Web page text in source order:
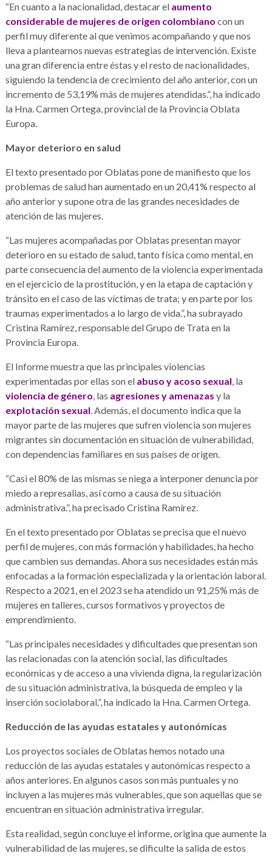
“En cuanto a la nacionalidad, destacar el aumento
considerable de mujeres de origen colombiano con un
perfil muy diferente al que venimos acompañando y que nos
lleva a plantearnos nuevas estrategias de intervención. Existe
una gran diferencia entre éstas y el resto de nacionalidades,
siguiendo la tendencia de crecimiento del año anterior, con un
incremento de 53,19% más de mujeres atendidas.”, ha indicado
la Hna. Carmen Ortega, provincial de la Provincia Oblata
Europa.
Mayor deterioro en salud
El texto presentado por Oblatas pone de manifiesto que los
problemas de salud han aumentado en un 20,41% respecto al
año anterior y supone otra de las grandes necesidades de
atención de las mujeres.
“Las mujeres acompañadas por Oblatas presentan mayor
deterioro en su estado de salud, tanto física como mental, en
parte consecuencia del aumento de la violencia experimentada
en el ejercicio de la prostitución, y en la etapa de captación y
tránsito en el caso de las víctimas de trata; y en parte por los
traumas experimentados a lo largo de vida.”, ha subrayado
Cristina Ramírez, responsable del Grupo de Trata en la
Provincia Europa.
El Informe muestra que las principales violencias
experimentadas por ellas son el abuso y acoso sexual, la
violencia de género, las agresiones y amenazas y la
explotación sexual. Además, el documento indica que la
mayor parte de las mujeres que sufren violencia son mujeres
migrantes sin documentación en situación de vulnerabilidad,
con dependencias familiares en sus países de origen.
“Casi el 80% de las mismas se niega a interponer denuncia por
miedo a represalias, así como a causa de su situación
administrativa.”, ha precisado Cristina Ramírez.
En el texto presentado por Oblatas se precisa que el nuevo
perfil de mujeres, con más formación y habilidades, ha hecho
que cambien sus demandas. Ahora sus necesidades están más
enfocadas a la formación especializada y la orientación laboral.
Respecto a 2021, en el 2023 se ha atendido un 91,25% más de
mujeres en talleres, cursos formativos y proyectos de
emprendimiento.
“Las principales necesidades y dificultades que presentan son
las relacionadas con la atención social, las dificultades
económicas y de acceso a una vivienda digna, la regularización
de su situación administrativa, la búsqueda de empleo y la
inserción sociolaboral.”, ha indicado la Hna. Carmen Ortega.
Reducción de las ayudas estatales y autonómicas
Los proyectos sociales de Oblatas hemos notado una
reducción de las ayudas estatales y autonómicas respecto a
años anteriores. En algunos casos son más puntuales y no
incluyen a las mujeres más vulnerables, que son aquellas que se
encuentran en situación administrativa irregular.
Esta realidad, según concluye el informe, origina que aumente la
vulnerabilidad de las mujeres, se dificulte la salida de estos